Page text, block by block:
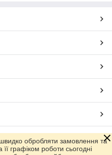
Prom.ua
обробляти замовлення та
її графіком роботи сьогодні